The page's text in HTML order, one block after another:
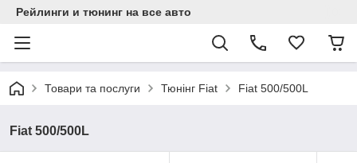
Рейлинги и тюнинг на все авто
Товари та послуги Тюнінг Fiat Fiat 500/500L
Fiat 500/500L